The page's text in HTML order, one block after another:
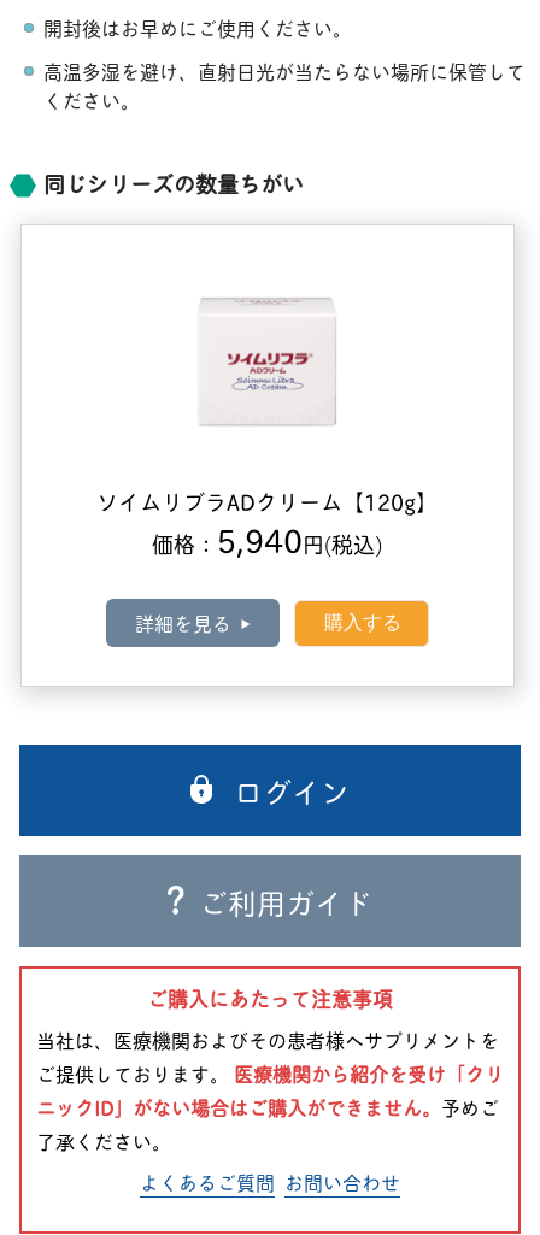
開封後はお早めにご使用ください。
高温多湿を避け、直射日光が当たらない場所に保管して
ください。
同じシリーズの数量ちがい
ソイムリブラADクリーム【120g】
価格： 5,940円(税込)
詳細を見る
ログイン
ご利用ガイド
ご購入にあたって注意事項
当社は、医療機関およびその患者様へサプリメントを
ご提供しております。 医療機関から紹介を受け「クリ
ニックID」がない場合はご購入ができません。 予めご
了承ください。
よくあるご質問 お問い合わせ